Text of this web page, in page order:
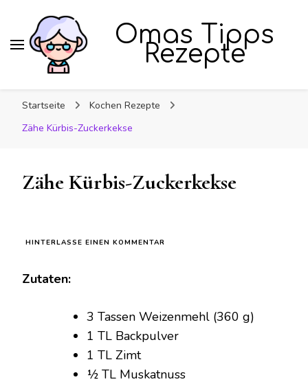
Omas Tipps
Rezepte
Startseite
Kochen Rezepte
Zähe Kürbis-Zuckerkekse
Zähe Kürbis-Zuckerkekse
HINTERLASSE EINEN KOMMENTAR
Zutaten:
3 Tassen Weizenmehl (360 g)
1 TL Backpulver
1 TL Zimt
½ TL Muskatnuss